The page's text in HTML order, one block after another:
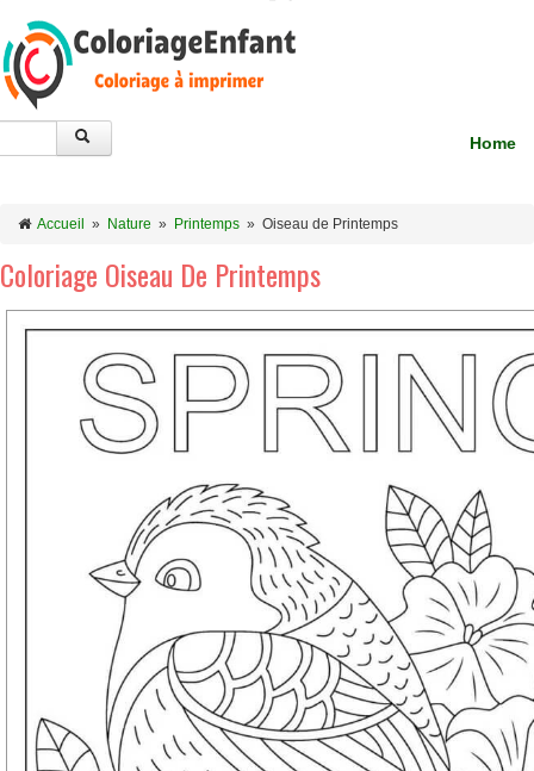
Home
Accueil » Nature » Printemps » Oiseau de Printemps
Coloriage Oiseau De Printemps